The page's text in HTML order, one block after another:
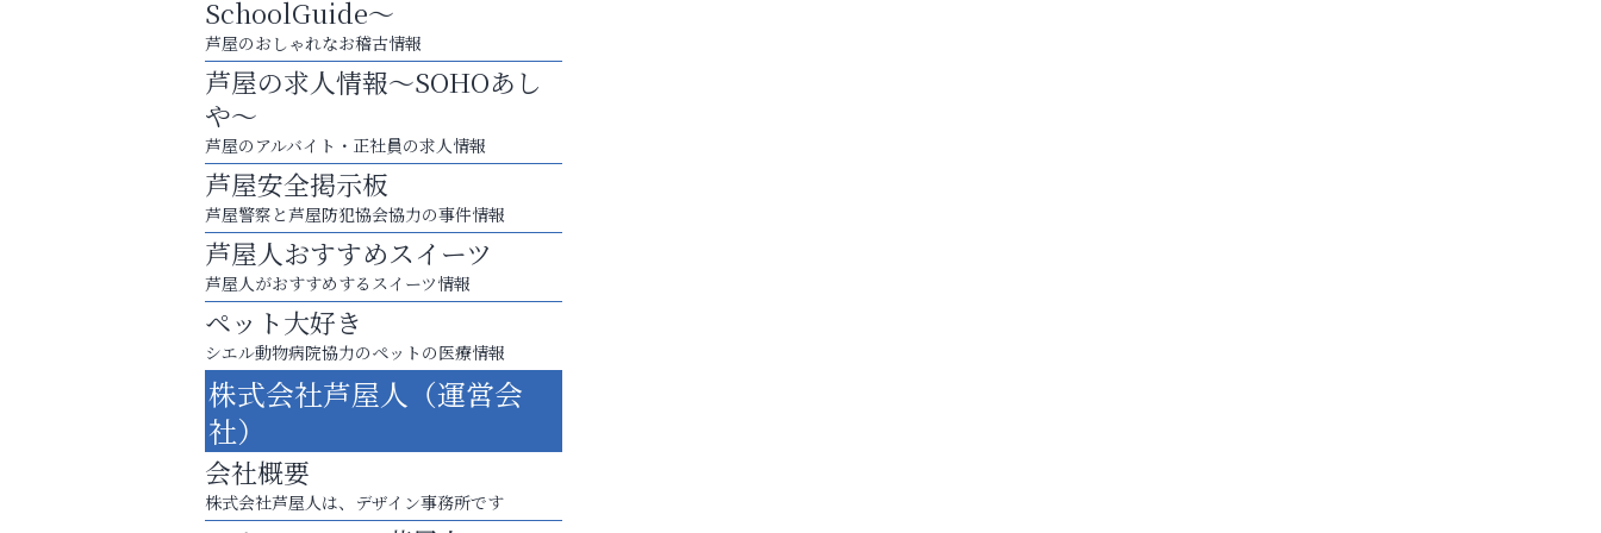
査定のプロが心を込めて出張査定
ご不要品の売却はトレファク出張買取へ
そうさくてっぱん樹々
SchoolGuide～
芦屋のおしゃれなお稽古情報
芦屋の求人情報～SOHOあし
や～
芦屋のアルバイト・正社員の求人情報
芦屋安全掲示板
芦屋警察と芦屋防犯協会協力の事件情報
芦屋人おすすめスイーツ
芦屋人がおすすめするスイーツ情報
ペット大好き
シエル動物病院協力のペットの医療情報
株式会社芦屋人（運営会
社）
会社概要
株式会社芦屋人は、デザイン事務所です